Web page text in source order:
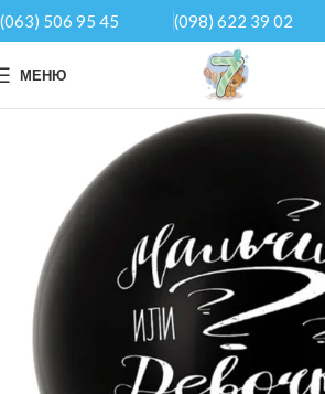
(063) 506 95 45 (098) 622 39 02
МЕНЮ